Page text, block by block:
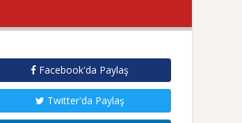
Facebook'da Paylaş
Twitter'da Paylaş